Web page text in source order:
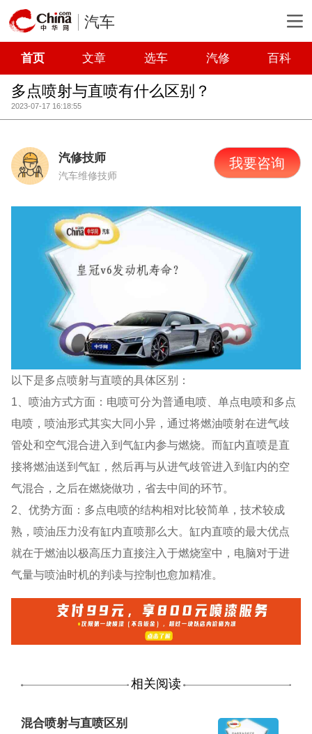
汽车
首页 文章 选车 汽修 百科
多点喷射与直喷有什么区别？
2023-07-17 16:18:55
汽修技师
汽车维修技师
我要咨询
以下是多点喷射与直喷的具体区别：
1、喷油方式方面：电喷可分为普通电喷、单点电喷和多点
电喷，喷油形式其实大同小异，通过将燃油喷射在进气歧
管处和空气混合进入到气缸内参与燃烧。而缸内直喷是直
接将燃油送到气缸，然后再与从进气歧管进入到缸内的空
气混合，之后在燃烧做功，省去中间的环节。
2、优势方面：多点电喷的结构相对比较简单，技术较成
熟，喷油压力没有缸内直喷那么大。缸内直喷的最大优点
就在于燃油以极高压力直接注入于燃烧室中，电脑对于进
气量与喷油时机的判读与控制也愈加精准。
相关阅读
混合喷射与直喷区别